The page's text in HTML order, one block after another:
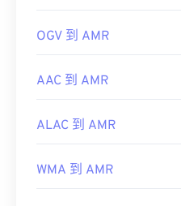
OGV 到 AMR
AAC 到 AMR
ALAC 到 AMR
WMA 到 AMR